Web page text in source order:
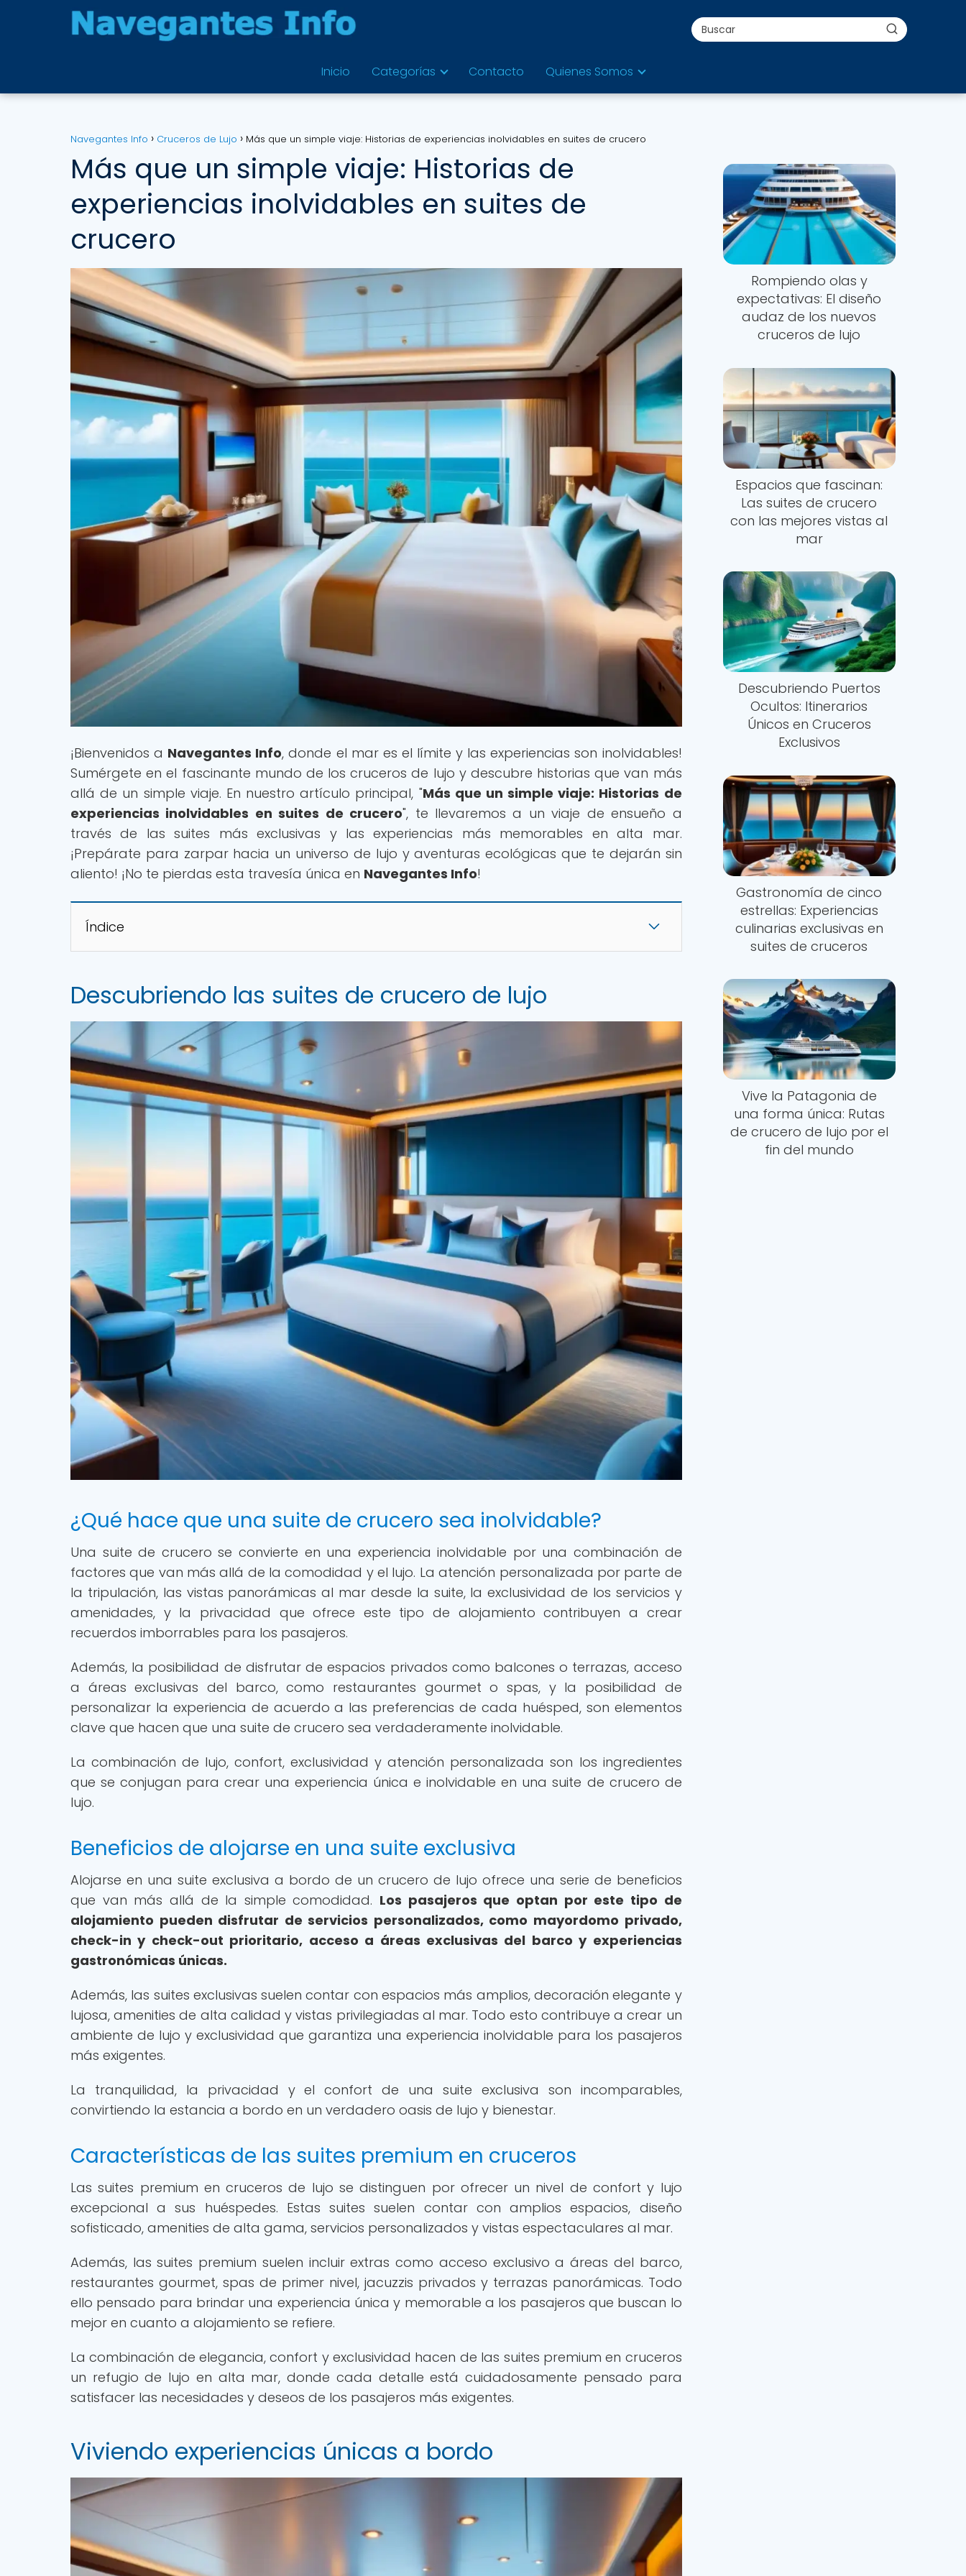
Inicio Categorías Contacto Quienes Somos
Navegantes Info Cruceros de Lujo Más que un simple viaje: Historias de experiencias inolvidables en suites de crucero
Más que un simple viaje: Historias de
experiencias inolvidables en suites de
crucero
¡Bienvenidos a Navegantes Info, donde el mar es el límite y las experiencias son inolvidables!
Sumérgete en el fascinante mundo de los cruceros de lujo y descubre historias que van más
allá de un simple viaje. En nuestro artículo principal, "Más que un simple viaje: Historias de
experiencias inolvidables en suites de crucero", te llevaremos a un viaje de ensueño a
través de las suites más exclusivas y las experiencias más memorables en alta mar.
¡Prepárate para zarpar hacia un universo de lujo y aventuras ecológicas que te dejarán sin
aliento! ¡No te pierdas esta travesía única en Navegantes Info!
Índice
Descubriendo las suites de crucero de lujo
¿Qué hace que una suite de crucero sea inolvidable?
Una suite de crucero se convierte en una experiencia inolvidable por una combinación de
factores que van más allá de la comodidad y el lujo. La atención personalizada por parte de
la tripulación, las vistas panorámicas al mar desde la suite, la exclusividad de los servicios y
amenidades, y la privacidad que ofrece este tipo de alojamiento contribuyen a crear
recuerdos imborrables para los pasajeros.
Además, la posibilidad de disfrutar de espacios privados como balcones o terrazas, acceso
a áreas exclusivas del barco, como restaurantes gourmet o spas, y la posibilidad de
personalizar la experiencia de acuerdo a las preferencias de cada huésped, son elementos
clave que hacen que una suite de crucero sea verdaderamente inolvidable.
La combinación de lujo, confort, exclusividad y atención personalizada son los ingredientes
que se conjugan para crear una experiencia única e inolvidable en una suite de crucero de
lujo.
Beneficios de alojarse en una suite exclusiva
Alojarse en una suite exclusiva a bordo de un crucero de lujo ofrece una serie de beneficios
que van más allá de la simple comodidad. Los pasajeros que optan por este tipo de
alojamiento pueden disfrutar de servicios personalizados, como mayordomo privado,
check-in y check-out prioritario, acceso a áreas exclusivas del barco y experiencias
gastronómicas únicas.
Además, las suites exclusivas suelen contar con espacios más amplios, decoración elegante y
lujosa, amenities de alta calidad y vistas privilegiadas al mar. Todo esto contribuye a crear un
ambiente de lujo y exclusividad que garantiza una experiencia inolvidable para los pasajeros
más exigentes.
La tranquilidad, la privacidad y el confort de una suite exclusiva son incomparables,
convirtiendo la estancia a bordo en un verdadero oasis de lujo y bienestar.
Características de las suites premium en cruceros
Las suites premium en cruceros de lujo se distinguen por ofrecer un nivel de confort y lujo
excepcional a sus huéspedes. Estas suites suelen contar con amplios espacios, diseño
sofisticado, amenities de alta gama, servicios personalizados y vistas espectaculares al mar.
Además, las suites premium suelen incluir extras como acceso exclusivo a áreas del barco,
restaurantes gourmet, spas de primer nivel, jacuzzis privados y terrazas panorámicas. Todo
ello pensado para brindar una experiencia única y memorable a los pasajeros que buscan lo
mejor en cuanto a alojamiento se refiere.
La combinación de elegancia, confort y exclusividad hacen de las suites premium en cruceros
un refugio de lujo en alta mar, donde cada detalle está cuidadosamente pensado para
satisfacer las necesidades y deseos de los pasajeros más exigentes.
Viviendo experiencias únicas a bordo
Rompiendo olas y
expectativas: El diseño
audaz de los nuevos
cruceros de lujo
Espacios que fascinan:
Las suites de crucero
con las mejores vistas al
mar
Descubriendo Puertos
Ocultos: Itinerarios
Únicos en Cruceros
Exclusivos
Gastronomía de cinco
estrellas: Experiencias
culinarias exclusivas en
suites de cruceros
Vive la Patagonia de
una forma única: Rutas
de crucero de lujo por el
fin del mundo